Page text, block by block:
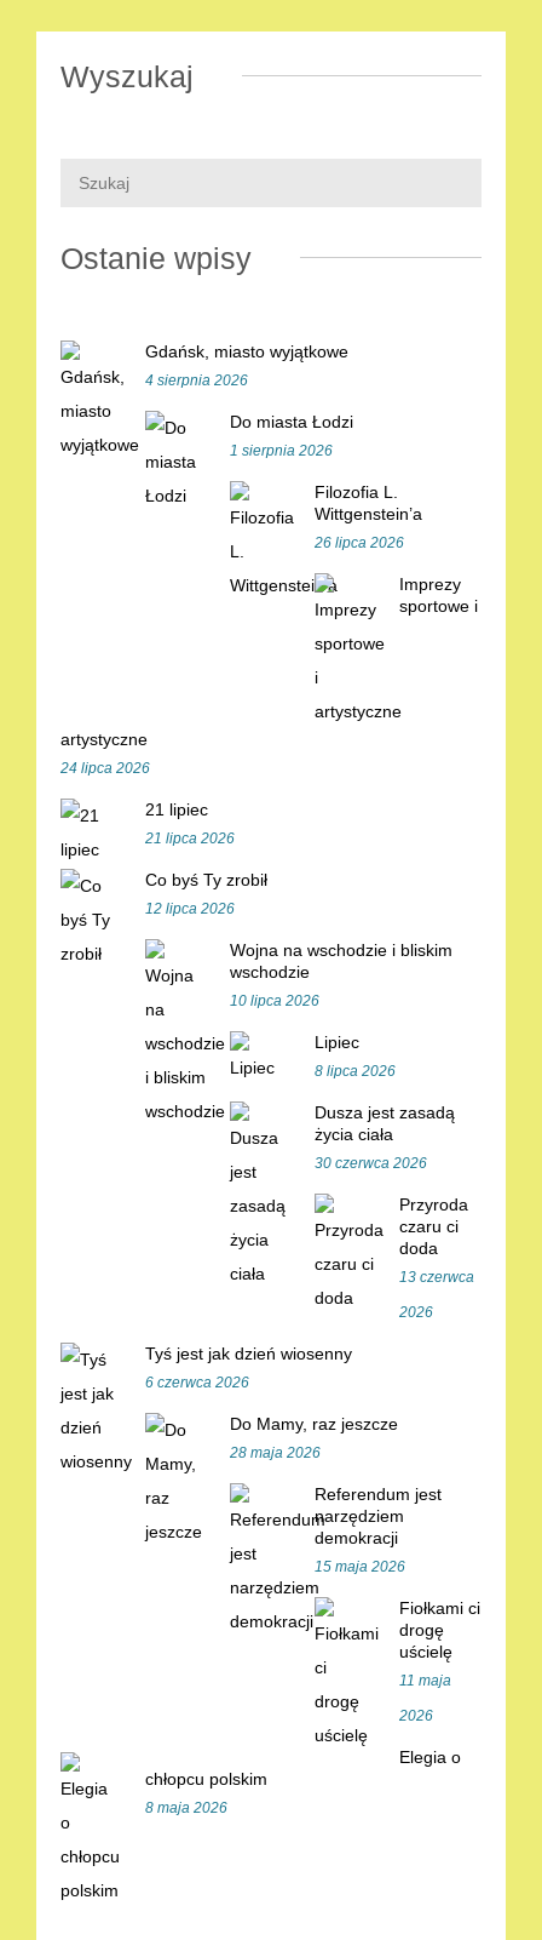
Wyszukaj
Ostanie wpisy
Gdańsk, miasto wyjątkowe
4 sierpnia 2026
Do miasta Łodzi
1 sierpnia 2026
Filozofia L.
Wittgenstein’a
26 lipca 2026
Imprezy
sportowe i
artystyczne
24 lipca 2026
21 lipiec
21 lipca 2026
Co byś Ty zrobił
12 lipca 2026
Wojna na wschodzie i bliskim
wschodzie
10 lipca 2026
Lipiec
8 lipca 2026
Dusza jest zasadą
życia ciała
30 czerwca 2026
Przyroda
czaru ci
doda
13 czerwca
2026
Tyś jest jak dzień wiosenny
6 czerwca 2026
Do Mamy, raz jeszcze
28 maja 2026
Referendum jest
narzędziem
demokracji
15 maja 2026
Fiołkami ci
drogę
uścielę
11 maja
2026
Elegia o
chłopcu polskim
8 maja 2026